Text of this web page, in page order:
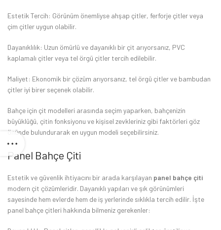
Estetik Tercih: Görünüm önemliyse ahşap çitler, ferforje çitler veya
çim çitler uygun olabilir.
Dayanıklılık: Uzun ömürlü ve dayanıklı bir çit arıyorsanız, PVC
kaplamalı çitler veya tel örgü çitler tercih edilebilir.
Maliyet: Ekonomik bir çözüm arıyorsanız, tel örgü çitler ve bambudan
çitler iyi birer seçenek olabilir.
Bahçe için çit modelleri arasında seçim yaparken, bahçenizin
büyüklüğü, çitin fonksiyonu ve kişisel zevkleriniz gibi faktörleri göz
önünde bulundurarak en uygun modeli seçebilirsiniz.
Panel Bahçe Çiti
Estetik ve güvenlik ihtiyacını bir arada karşılayan panel bahçe çiti
modern çit çözümleridir. Dayanıklı yapıları ve şık görünümleri
sayesinde hem evlerde hem de iş yerlerinde sıklıkla tercih edilir. İşte
panel bahçe çitleri hakkında bilmeniz gerekenler: